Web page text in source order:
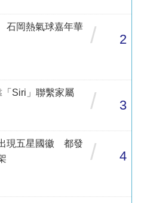
石岡熱氣球嘉年華
/ 2
Siri」聯繫家屬
/ 3
現五星國徽 都發
/ 4